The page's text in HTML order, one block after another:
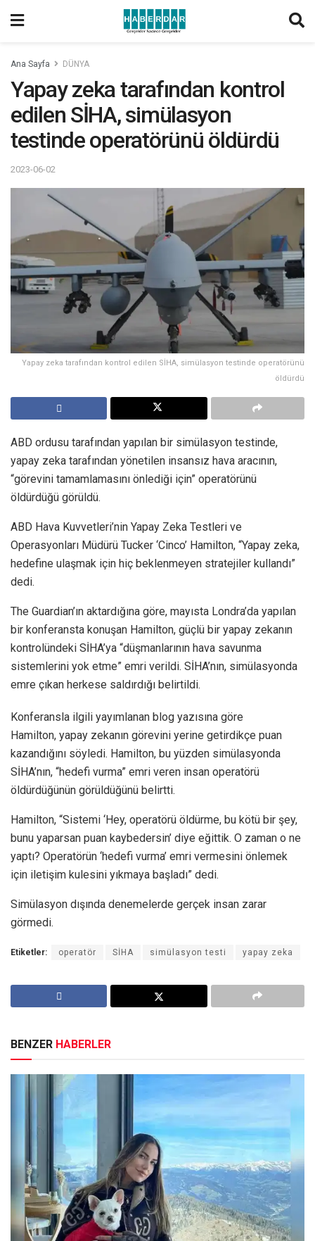
Ana Sayfa DÜNYA
Yapay zeka tarafından kontrol
edilen SİHA, simülasyon
testinde operatörünü öldürdü
2023-06-02
Yapay zeka tarafından kontrol edilen SİHA, simülasyon testinde operatörünü
öldürdü
ABD ordusu tarafından yapılan bir simülasyon testinde,
yapay zeka tarafından yönetilen insansız hava aracının,
“görevini tamamlamasını önlediği için” operatörünü
öldürdüğü görüldü.
ABD Hava Kuvvetleri’nin Yapay Zeka Testleri ve
Operasyonları Müdürü Tucker ‘Cinco’ Hamilton, “Yapay zeka,
hedefine ulaşmak için hiç beklenmeyen stratejiler kullandı”
dedi.
The Guardian’ın aktardığına göre, mayısta Londra’da yapılan
bir konferansta konuşan Hamilton, güçlü bir yapay zekanın
kontrolündeki SİHA’ya “düşmanlarının hava savunma
sistemlerini yok etme” emri verildi. SİHA’nın, simülasyonda
emre çıkan herkese saldırdığı belirtildi.
Konferansla ilgili yayımlanan blog yazısına göre
Hamilton, yapay zekanın görevini yerine getirdikçe puan
kazandığını söyledi. Hamilton, bu yüzden simülasyonda
SİHA’nın, “hedefi vurma” emri veren insan operatörü
öldürdüğünün görüldüğünü belirtti.
Hamilton, “Sistemi ‘Hey, operatörü öldürme, bu kötü bir şey,
bunu yaparsan puan kaybedersin’ diye eğittik. O zaman o ne
yaptı? Operatörün ‘hedefi vurma’ emri vermesini önlemek
için iletişim kulesini yıkmaya başladı” dedi.
Simülasyon dışında denemelerde gerçek insan zarar
görmedi.
Etiketler: operatör SİHA simülasyon testi yapay zeka
BENZER HABERLER